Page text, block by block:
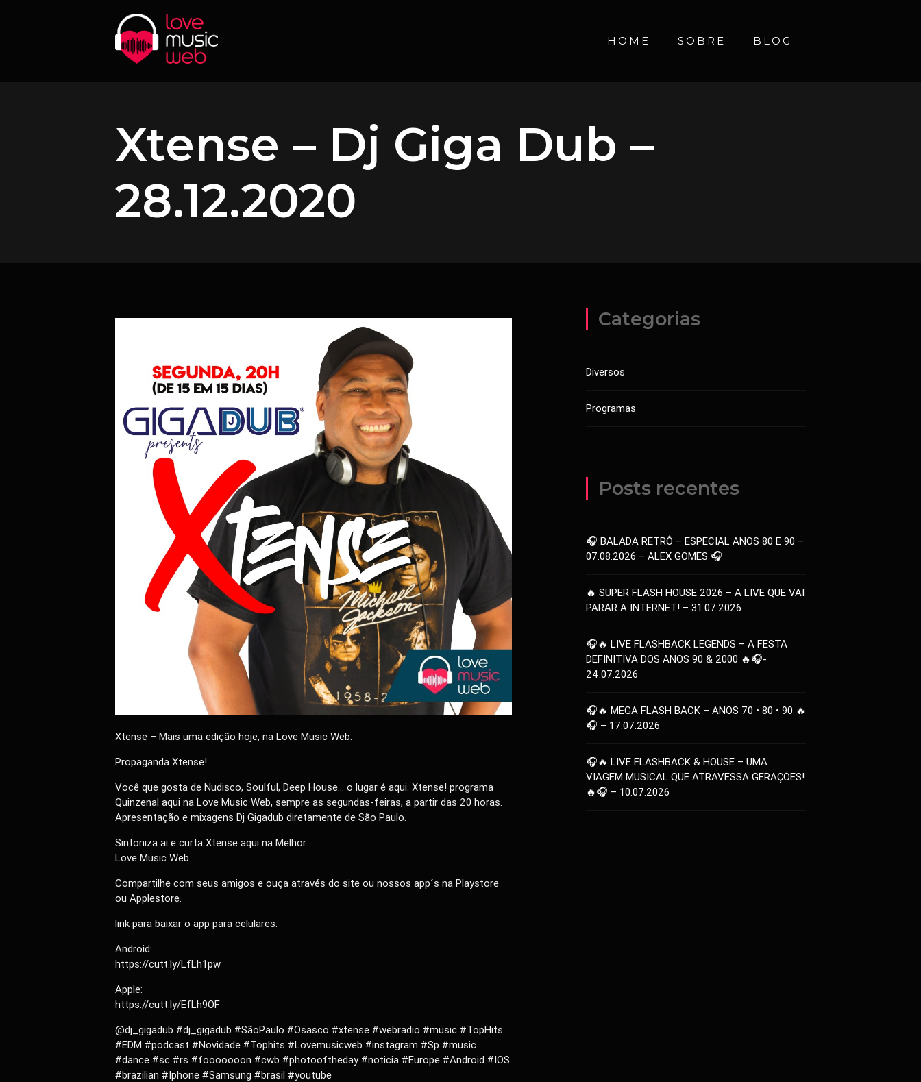
HOME SOBRE BLOG
Xtense – Dj Giga Dub –
28.12.2020
Xtense – Mais uma edição hoje, na Love Music Web.
Propaganda Xtense!
Você que gosta de Nudisco, Soulful, Deep House… o lugar é aqui. Xtense! programa
Quinzenal aqui na Love Music Web, sempre as segundas-feiras, a partir das 20 horas.
Apresentação e mixagens Dj Gigadub diretamente de São Paulo.
Sintoniza ai e curta Xtense aqui na Melhor
Love Music Web
Compartilhe com seus amigos e ouça através do site ou nossos app´s na Playstore
ou Applestore.
link para baixar o app para celulares:
Android:
https://cutt.ly/LfLh1pw
Apple:
https://cutt.ly/EfLh9OF
@dj_gigadub #dj_gigadub #SãoPaulo #Osasco #xtense #webradio #music #TopHits
#EDM #podcast #Novidade #Tophits #Lovemusicweb #instagram #Sp #music
#dance #sc #rs #fooooooon #cwb #photooftheday #noticia #Europe #Android #IOS
#brazilian #Iphone #Samsung #brasil #youtube
Categorias
Diversos
Programas
Posts recentes
🎧 BALADA RETRÔ – ESPECIAL ANOS 80 E 90 –
07.08.2026 – ALEX GOMES 🎧
🔥 SUPER FLASH HOUSE 2026 – A LIVE QUE VAI
PARAR A INTERNET! – 31.07.2026
🎧🔥 LIVE FLASHBACK LEGENDS – A FESTA
DEFINITIVA DOS ANOS 90 & 2000 🔥🎧-
24.07.2026
🎧🔥 MEGA FLASH BACK – ANOS 70 • 80 • 90 🔥
🎧 – 17.07.2026
🎧🔥 LIVE FLASHBACK & HOUSE – UMA
VIAGEM MUSICAL QUE ATRAVESSA GERAÇÕES!
🔥🎧 – 10.07.2026